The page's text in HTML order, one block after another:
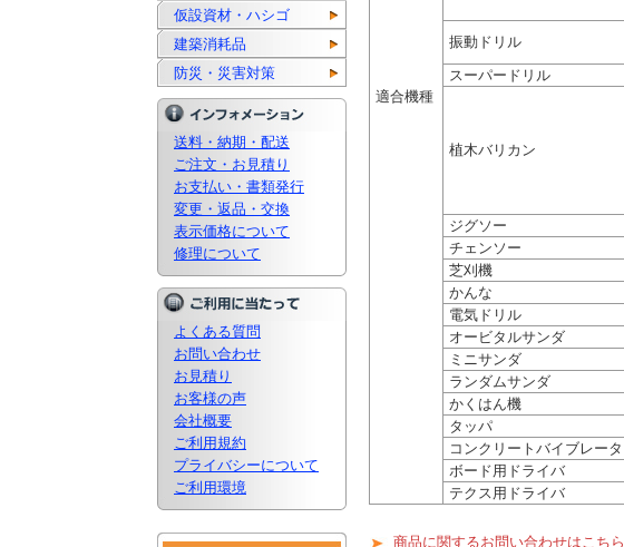
仮設資材・ハシゴ
建築消耗品
防災・災害対策
送料・納期・配送
ご注文・お見積り
お支払い・書類発行
変更・返品・交換
表示価格について
修理について
よくある質問
お問い合わせ
お見積り
お客様の声
会社概要
ご利用規約
プライバシーについて
ご利用環境
適合機種
振動ドリル
スーパードリル
植木バリカン
ジグソー
チェンソー
芝刈機
かんな
電気ドリル
オービタルサンダ
ミニサンダ
ランダムサンダ
かくはん機
タッパ
コンクリートバイブレータ
ボード用ドライバ
テクス用ドライバ
商品に関するお問い合わせはこちら